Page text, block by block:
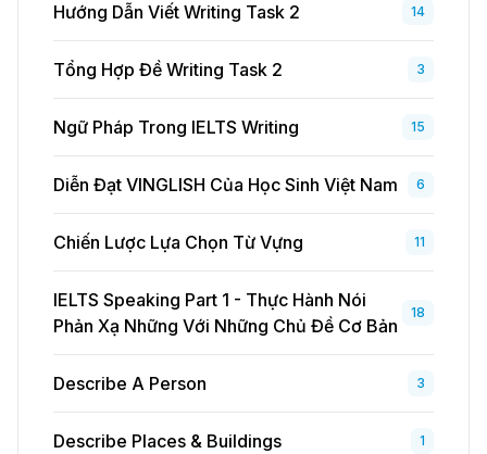
Hướng Dẫn Viết Writing Task 2 14
Tổng Hợp Đề Writing Task 2 3
Ngữ Pháp Trong IELTS Writing 15
Diễn Đạt VINGLISH Của Học Sinh Việt Nam 6
Chiến Lược Lựa Chọn Từ Vựng 11
IELTS Speaking Part 1 - Thực Hành Nói
Phản Xạ Những Với Những Chủ Đề Cơ Bản
18
Describe A Person 3
Describe Places & Buildings 1